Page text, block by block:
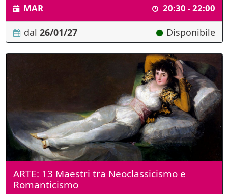
MAR 20:30 - 22:00
dal 26/01/27 Disponibile
ARTE: 13 Maestri tra Neoclassicismo e
Romanticismo